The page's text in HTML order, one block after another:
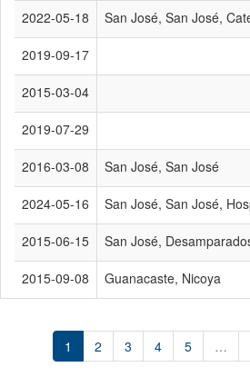
2022-05-18 San José, San José,
2019-09-17
2015-03-04
2019-07-29
2016-03-08 San José, San José
2024-05-16 San José, San José,
2015-06-15 San José,
2015-09-08 Guanacaste, Nicoya
1 2 3 4 5 …